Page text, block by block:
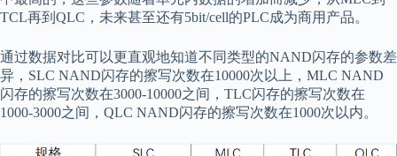
TCL再到QLC，未来甚至还有5bit/cell的PLC成为商用产品。
通过数据对比可以更直观地知道不同类型的NAND闪存的参数差
异，SLC NAND闪存的擦写次数在10000次以上，MLC NAND
闪存的擦写次数在3000-10000之间，TLC闪存的擦写次数在
1000-3000之间，QLC NAND闪存的擦写次数在1000次以内。